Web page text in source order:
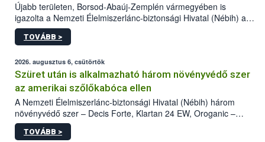
Újabb területen, Borsod-Abaúj-Zemplén vármegyében is
igazolta a Nemzeti Élelmiszerlánc-biztonsági Hivatal (Nébih) a
kőrisrontó karcsúdíszbogár (Agrilus planipennis) jelenlétét. A
kártevőt nem csak színcsapdában találták meg, de már fertőzött
az intenzív felderítést, emellett az intézkedéseket a szlovák
hatósággal is összehangolják a terjedés megállítása érdekében.
TOVÁBB >
2026. augusztus 6, csütörtök
Szüret után is alkalmazható három növényvédő szer
az amerikai szőlőkabóca ellen
A Nemzeti Élelmiszerlánc-biztonsági Hivatal (Nébih) három
növényvédő szer – Decis Forte, Klartan 24 EW, Oroganic –
engedélyokiratát módosította, így azok a szüretet követően,
egészen a vesszőérettség (BBCH 91) stádiumáig
TOVÁBB >